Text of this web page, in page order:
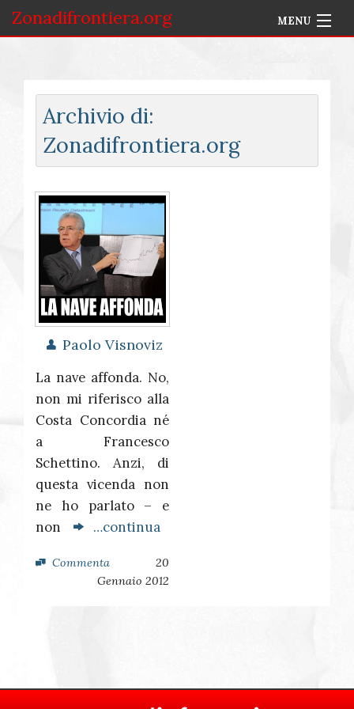
Zonadifrontiera.org MENU
Selezione per Autore
Accedi
Archivio di:
Zonadifrontiera.org
Paolo Visnoviz
La nave affonda. No,
non mi riferisco alla
Costa Concordia né
a Francesco
Schettino. Anzi, di
questa vicenda non
ne ho parlato – e
non
…continua
Commenta
20
Gennaio 2012